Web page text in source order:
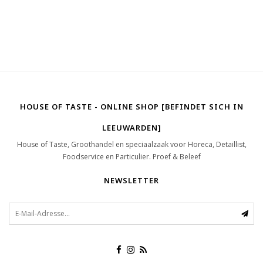
HOUSE OF TASTE - ONLINE SHOP [BEFINDET SICH IN
LEEUWARDEN]
House of Taste, Groothandel en speciaalzaak voor Horeca, Detaillist,
Foodservice en Particulier. Proef & Beleef
NEWSLETTER